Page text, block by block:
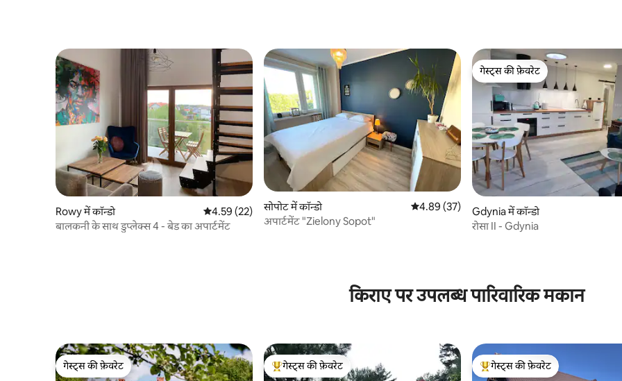
Rowy में कॉन्डो औसत रेटिंग 5 में से 4.59, 22 समीक्षाएँ
4.59 (22)
बालकनी के साथ डुप्लेक्स 4 - बेड का अपार्टमेंट
सोपोट में कॉन्डो औसत रेटिंग 5 में से 4.89, 37 समीक्षाएँ
4.89 (37)
अपार्टमेंट "Zielony Sopot"
गेस्ट्स की फ़ेवरेट
गेस्ट्स की फ़ेवरेट
Gdynia में कॉन्डो
रोसा II - Gdynia
किराए पर उपलब्ध पारिवारिक मकान
गेस्ट्स की फ़ेवरेट
गेस्ट्स की फ़ेवरेट
गेस्ट्स का टॉप फ़ेवरेट
गेस्ट्स की फ़ेवरेट
गेस्ट्स का टॉप फ़ेवरेट
गेस्ट्स की फ़ेवरेट